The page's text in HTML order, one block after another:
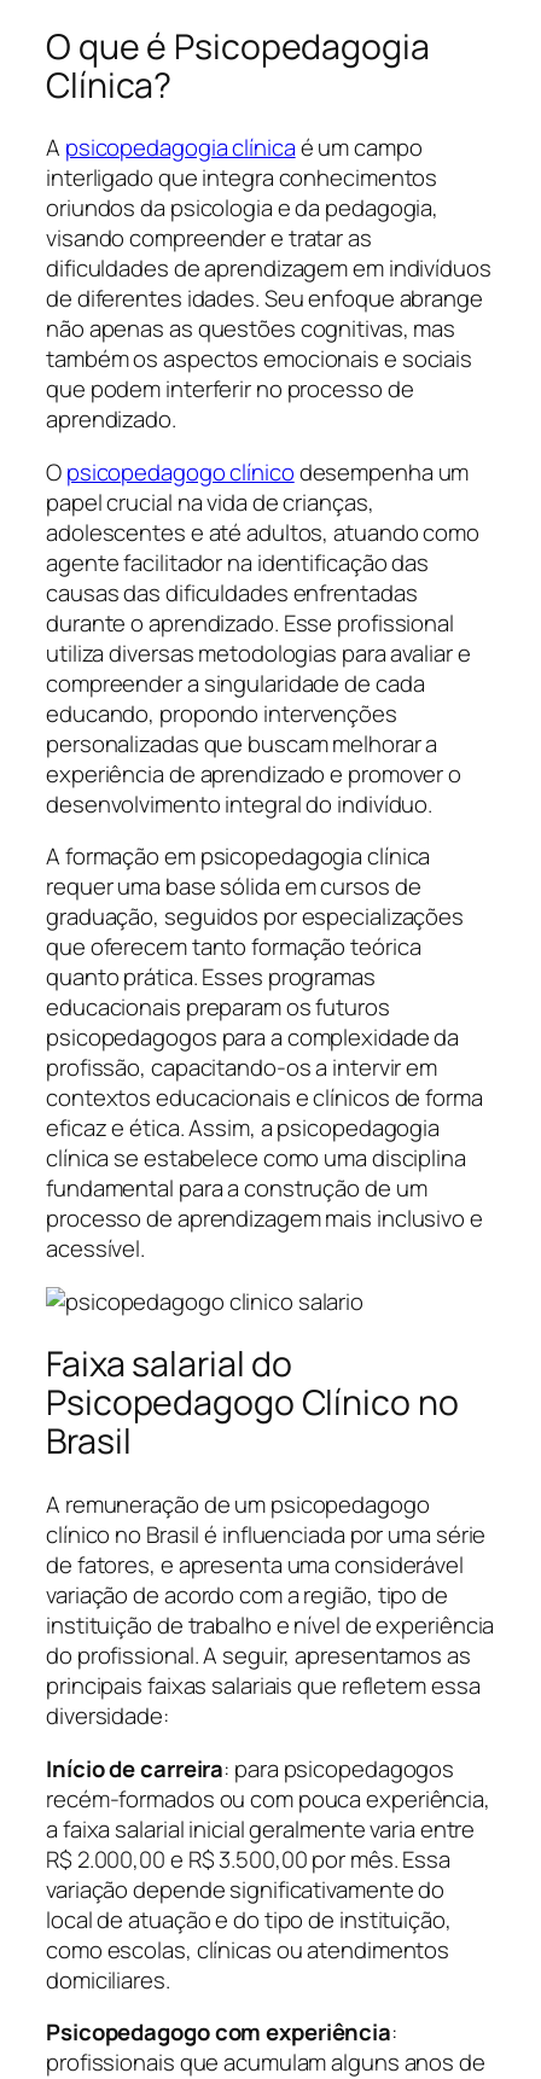
O que é Psicopedagogia
Clínica?
A psicopedagogia clínicaé um campo
interligado que integra conhecimentos
oriundos da psicologia e da pedagogia,
visando compreender e tratar as
dificuldades de aprendizagem em indivíduos
de diferentes idades. Seu enfoque abrange
não apenas as questões cognitivas, mas
também os aspectos emocionais e sociais
que podem interferir no processo de
aprendizado.
Opsicopedagogo clínicodesempenha um
papel crucial na vida de crianças,
adolescentes e até adultos, atuando como
agente facilitador na identificação das
causas das dificuldades enfrentadas
durante o aprendizado. Esse profissional
utiliza diversas metodologias para avaliar e
compreender a singularidade de cada
educando, propondo intervenções
personalizadas que buscam melhorar a
experiência de aprendizado e promover o
desenvolvimento integral do indivíduo.
A formação em psicopedagogia clínica
requer uma base sólida em cursos de
graduação, seguidos por especializações
que oferecem tanto formação teórica
quanto prática. Esses programas
educacionais preparam os futuros
psicopedagogos para a complexidade da
profissão, capacitando-os a intervir em
contextos educacionais e clínicos de forma
eficaz e ética. Assim, a psicopedagogia
clínica se estabelece como uma disciplina
fundamental para a construção de um
processo de aprendizagem mais inclusivo e
acessível.
Faixa salarial do
Psicopedagogo Clínico no
Brasil
A remuneração de um psicopedagogo
clínico no Brasil é influenciada por uma série
de fatores, e apresenta uma considerável
variação de acordo com a região, tipo de
instituição de trabalho e nível de experiência
do profissional. A seguir, apresentamos as
principais faixas salariais que refletem essa
diversidade:
Início de carreira: para psicopedagogos
recém-formados ou com pouca experiência,
a faixa salarial inicial geralmente varia entre
R$ 2.000,00 e R$ 3.500,00 por mês. Essa
variação depende significativamente do
local de atuação e do tipo de instituição,
como escolas, clínicas ou atendimentos
domiciliares.
Psicopedagogo com experiência:
profissionais que acumulam alguns anos de